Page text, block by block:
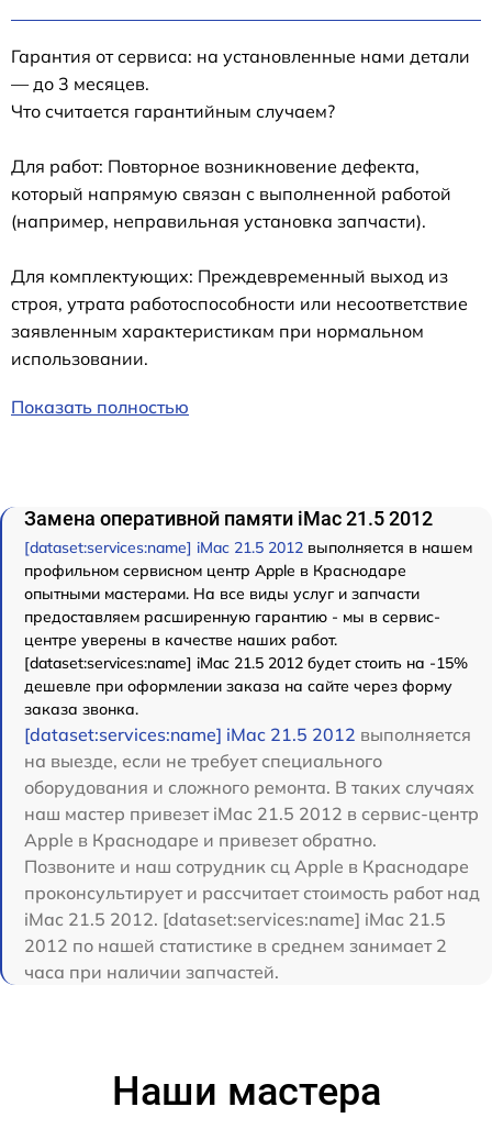
Гарантия от сервиса: на установленные нами детали
— до 3 месяцев.
Что считается гарантийным случаем?
Для работ: Повторное возникновение дефекта,
который напрямую связан с выполненной работой
(например, неправильная установка запчасти).
Для комплектующих: Преждевременный выход из
строя, утрата работоспособности или несоответствие
заявленным характеристикам при нормальном
использовании.
Показать полностью
Замена оперативной памяти iMac 21.5 2012
[dataset:services:name] iMac 21.5 2012 выполняется в нашем
профильном сервисном центр Apple в Краснодаре
опытными мастерами. На все виды услуг и запчасти
предоставляем расширенную гарантию - мы в сервис-
центре уверены в качестве наших работ.
[dataset:services:name] iMac 21.5 2012 будет стоить на -15%
дешевле при оформлении заказа на сайте через форму
заказа звонка.
[dataset:services:name] iMac 21.5 2012 выполняется
на выезде, если не требует специального
оборудования и сложного ремонта. В таких случаях
наш мастер привезет iMac 21.5 2012 в сервис-центр
Apple в Краснодаре и привезет обратно.
Позвоните и наш сотрудник сц Apple в Краснодаре
проконсультирует и рассчитает стоимость работ над
iMac 21.5 2012. [dataset:services:name] iMac 21.5
2012 по нашей статистике в среднем занимает 2
часа при наличии запчастей.
Наши мастера